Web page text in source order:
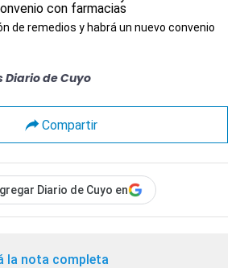
de remedios y habrá un nuevo convenio
de Cuyo
Compartir
Diario de Cuyo en
la nota completa